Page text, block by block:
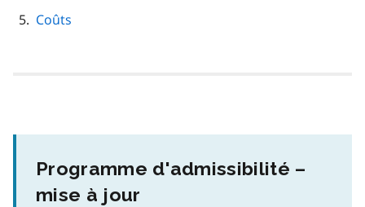
Coûts
Programme d'admissibilité –
mise à jour